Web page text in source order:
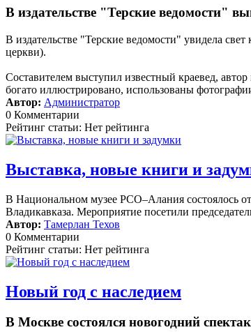
В издательстве "Терские ведомости"
В издательстве "Терские ведомости" увидела
церкви).
Составителем выступил известный краевед,
богато иллюстрировано, использованы
Автор: Администратор
0 Комментарии
Рейтинг статьи: Нет рейтинга
Выставка, новые книги и
В Национальном музее РСО–Алания состоялось
Владикавказа. Мероприятие посетили
Автор: Тамерлан Техов
0 Комментарии
Рейтинг статьи: Нет рейтинга
Новый год с наследием
В Москве состоялся новогодний